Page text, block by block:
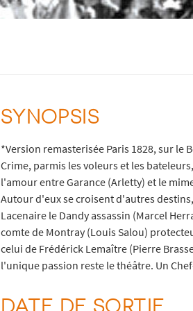
SYNOPSIS
*Version remasterisée Paris 1828, sur le
Crime, parmis les voleurs et les
l'amour entre Garance (Arletty) et le
Autour d'eux se croisent d'autres
Lacenaire le Dandy assassin (Marcel
comte de Montray (Louis Salou)
celui de Frédérick Lemaître (Pierre
l'unique passion reste le théâtre. Un
DATE DE SORTIE